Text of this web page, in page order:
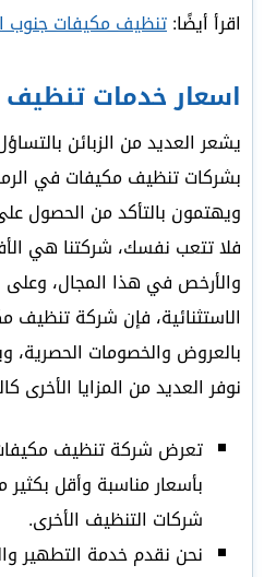
اقرأ أيضًا:تنظيف مكيفات جنوب
اسعار خدمات تنظيف
يشعر العديد من الزبائن
بشركات تنظيف مكيفات في
ويهتمون بالتأكد من الحصول
فلا تتعب نفسك، شركتنا هي
والأرخص في هذا المجال، وعلى
الاستثنائية، فإن شركة تنظيف
بالعروض والخصومات الحصرية،
نوفر العديد من المزايا الأخرى
تعرض شركة تنظيف
بأسعار مناسبة وأقل
شركات التنظيف الأخرى.
نحن نقدم خدمة التطهير